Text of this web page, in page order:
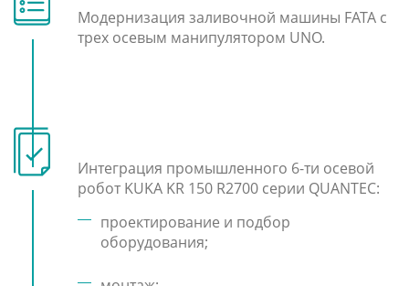
Модернизация заливочной машины FATA с
трех осевым манипулятором UNO.
Интеграция промышленного 6-ти осевой
робот KUKA KR 150 R2700 серии QUANTEC:
проектирование и подбор
оборудования;